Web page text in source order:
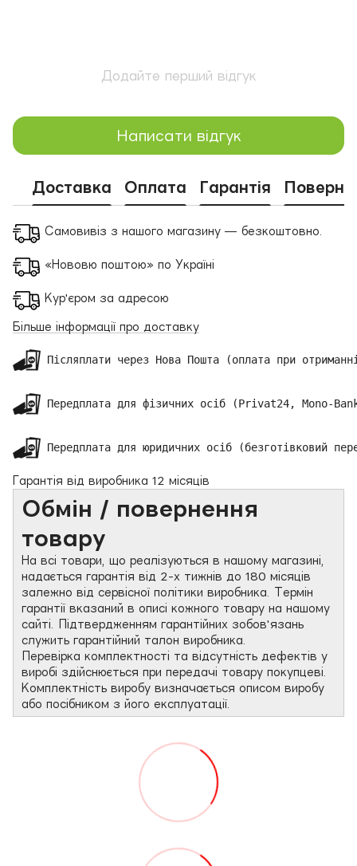
Додайте перший відгук
Написати відгук
Доставка Оплата Гарантія
Самовивіз з нашого магазину — безкоштовно.
«Нововю поштою» по Україні
Кур'єром за адресою
Більше інформації про доставку
Післяплати через Нова Пошта (оплата при
Передплата для фізичних осіб (Privat24, Mono-
Передплата для юридичних осіб (безготівковий
Гарантія від виробника 12 місяців
Обмін / повернення
товару
На всі товари, що реалізуються в нашому магазині,
надається гарантія від 2-х тижнів до 180 місяців
залежно від сервісної політики виробника. Термін
гарантії вказаний в описі кожного товару на нашому
сайті. Підтвердженням гарантійних зобов'язань
служить гарантійний талон виробника.
Перевірка комплектності та відсутність дефектів у
виробі здійснюється при передачі товару покупцеві.
Комплектність виробу визначається описом виробу
або посібником з його експлуатації.